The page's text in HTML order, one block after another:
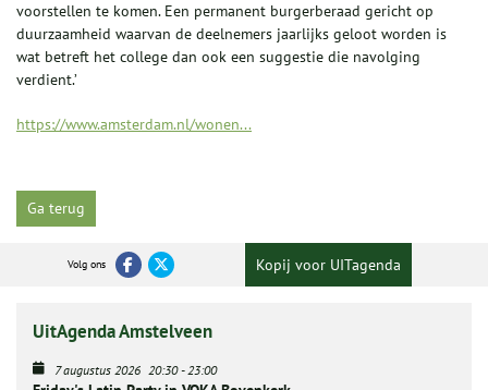
voorstellen te komen. Een permanent burgerberaad gericht op
duurzaamheid waarvan de deelnemers jaarlijks geloot worden is
wat betreft het college dan ook een suggestie die navolging
verdient.’
https://www.amsterdam.nl/wonen...
Ga terug
Volg ons Kopij voor UITagenda
UitAgenda Amstelveen
7 augustus 2026 20:30-23:00